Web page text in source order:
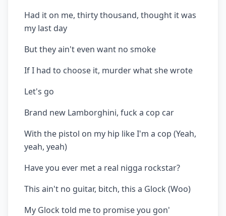
Had it on me, thirty thousand, thought it was
my last day
But they ain't even want no smoke
If I had to choose it, murder what she wrote
Let's go
Brand new Lamborghini, fuck a cop car
With the pistol on my hip like I'm a cop (Yeah,
yeah, yeah)
Have you ever met a real nigga rockstar?
This ain't no guitar, bitch, this a Glock (Woo)
My Glock told me to promise you gon'